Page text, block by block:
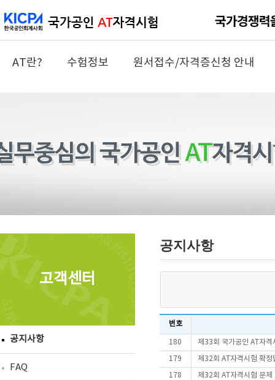
AT란? 수험정보 원서접수/자격증신청 안내
고객센터
공지사항
FAQ
공지사항
번호
180 제33회 국가공인 AT자격
179 제32회 AT자격시험 확정
178 제32회 AT자격시험 문